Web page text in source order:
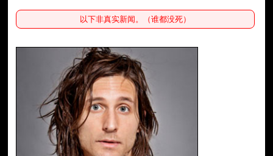
以下非真实新闻。（谁都没死）